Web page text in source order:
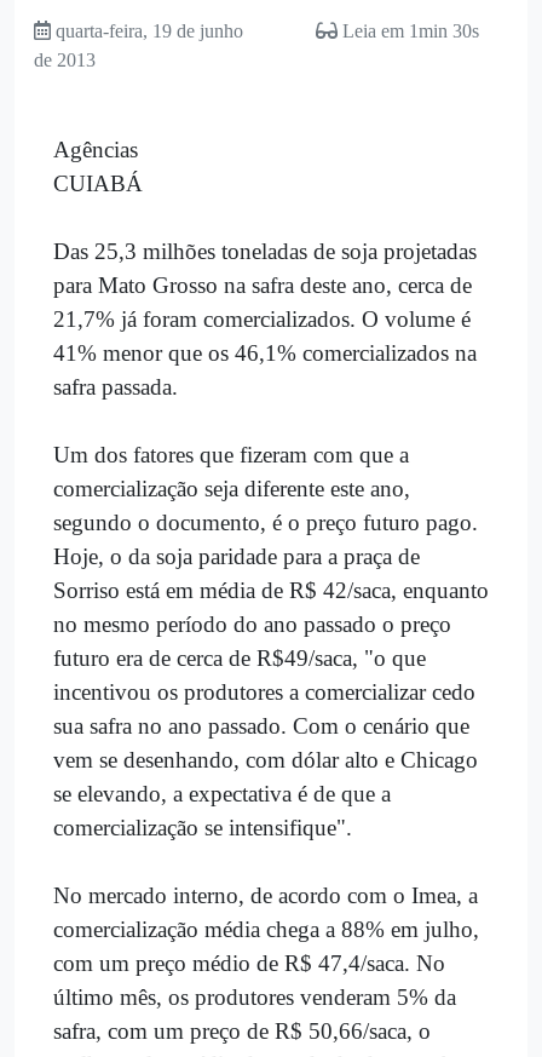
quarta-feira, 19 de junho
de 2013
Leia em 1min 30s
Agências
CUIABÁ
Das 25,3 milhões toneladas de soja projetadas
para Mato Grosso na safra deste ano, cerca de
21,7% já foram comercializados. O volume é
41% menor que os 46,1% comercializados na
safra passada.
Um dos fatores que fizeram com que a
comercialização seja diferente este ano,
segundo o documento, é o preço futuro pago.
Hoje, o da soja paridade para a praça de
Sorriso está em média de R$ 42/saca, enquanto
no mesmo período do ano passado o preço
futuro era de cerca de R$49/saca, "o que
incentivou os produtores a comercializar cedo
sua safra no ano passado. Com o cenário que
vem se desenhando, com dólar alto e Chicago
se elevando, a expectativa é de que a
comercialização se intensifique".
No mercado interno, de acordo com o Imea, a
comercialização média chega a 88% em julho,
com um preço médio de R$ 47,4/saca. No
último mês, os produtores venderam 5% da
safra, com um preço de R$ 50,66/saca, o